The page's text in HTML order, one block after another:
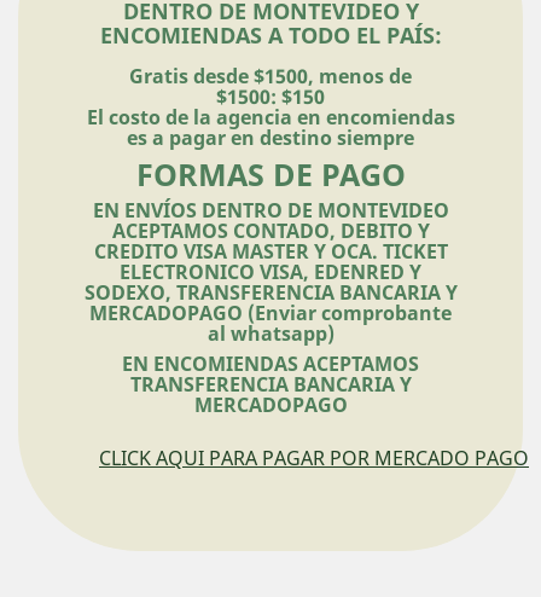
DENTRO DE MONTEVIDEO Y
ENCOMIENDAS A TODO EL PAÍS:
Gratis desde $1500, menos de
$1500: $150
El costo de la agencia en encomiendas
es a pagar en destino siempre
FORMAS DE PAGO
EN ENVÍOS DENTRO DE MONTEVIDEO
ACEPTAMOS CONTADO, DEBITO Y
CREDITO VISA MASTER Y OCA. TICKET
ELECTRONICO VISA, EDENRED Y
SODEXO, TRANSFERENCIA BANCARIA Y
MERCADOPAGO (Enviar comprobante
al whatsapp)
EN ENCOMIENDAS ACEPTAMOS
TRANSFERENCIA BANCARIA Y
MERCADOPAGO
CLICK AQUI PARA PAGAR POR MERCADO PAGO